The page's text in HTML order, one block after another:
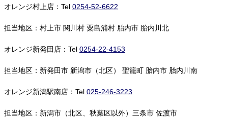
オレンジ村上店：Tel 0254-52-6622
担当地区：村上市 関川村 粟島浦村 胎内市 胎内川北
オレンジ新発田店：Tel 0254-22-4153
担当地区：新発田市 新潟市（北区） 聖籠町 胎内市 胎内川南
オレンジ新潟駅南店：Tel 025-246-3223
担当地区：新潟市（北区、秋葉区以外）三条市 佐渡市